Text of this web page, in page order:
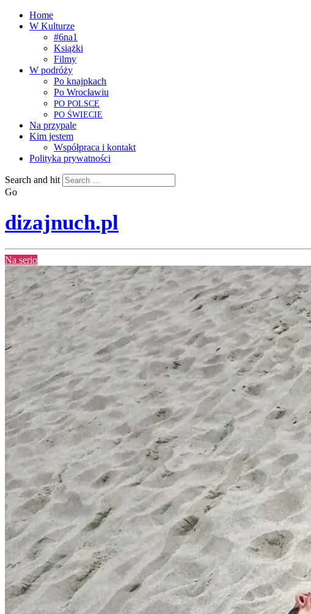
Home
W Kulturze
#6na1
Książki
Filmy
W podróży
Po knajpkach
Po Wrocławiu
PO POLSCE
PO ŚWIECIE
Na przypale
Kim jestem
Współpraca i kontakt
Polityka prywatności
Search and hit
Go
dizajnuch.pl
Na serio